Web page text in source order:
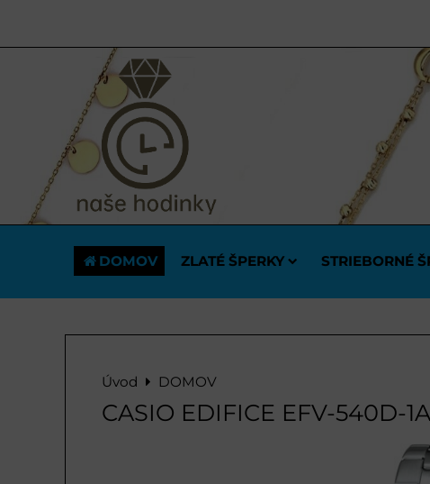
DOMOV ZLATÉ ŠPERKY STRIEBORNÉ
Úvod DOMOV
CASIO EDIFICE EFV-540D-